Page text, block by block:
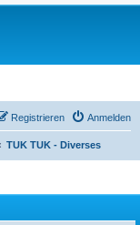
Anmelden
Registrieren
TUK TUK - Diverses